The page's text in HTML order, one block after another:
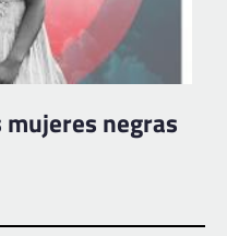
mujeres negras